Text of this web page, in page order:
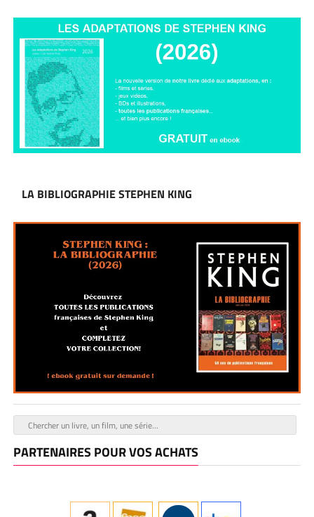
LA BIBLIOGRAPHIE STEPHEN KING
PARTENAIRES POUR VOS ACHATS